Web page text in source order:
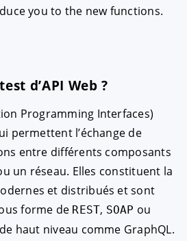
you to the new functions.
d’API Web ?
Programming Interfaces)
permettent l’échange de
entre différents composants
un réseau. Elles constituent la
et distribués et sont
forme de REST, SOAP ou
haut niveau comme GraphQL.